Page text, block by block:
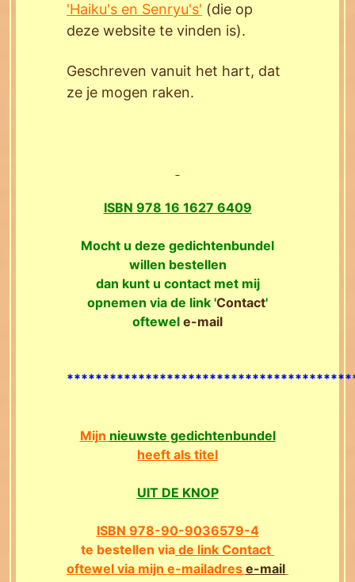
'Haiku's en Senryu's' (die op
deze website te vinden is).
Geschreven vanuit het hart, dat
ze je mogen raken.
ISBN 978 16 1627 6409
Mocht u deze gedichtenbundel
willen bestellen
dan kunt u contact met mij
opnemen via de link 'Contact'
oftewel e-mail
Mijn nieuwste gedichtenbundel
heeft als titel
UIT DE KNOP
ISBN 978-90-9036579-4
te bestellen via de link Contact
oftewel via mijn e-mailadres e-mail